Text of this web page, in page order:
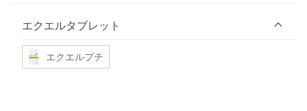
エクエルタブレット
エクエルプチ